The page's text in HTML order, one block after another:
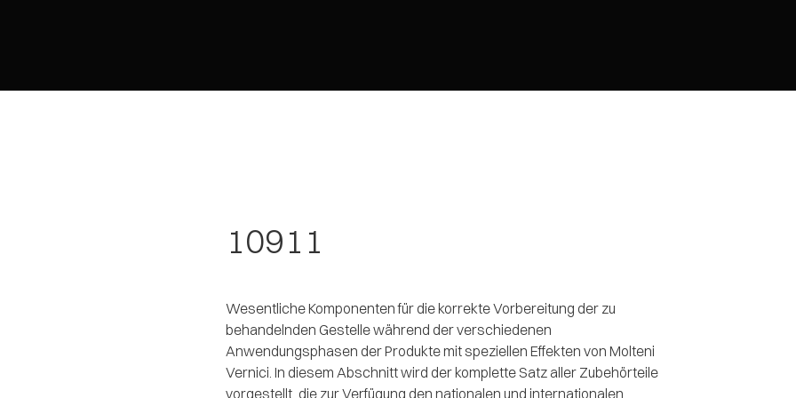
10911
Wesentliche Komponenten für die korrekte Vorbereitung der zu
behandelnden Gestelle während der verschiedenen
Anwendungsphasen der Produkte mit speziellen Effekten von Molteni
Vernici. In diesem Abschnitt wird der komplette Satz aller Zubehörteile
vorgestellt, die zur Verfügung den nationalen und internationalen